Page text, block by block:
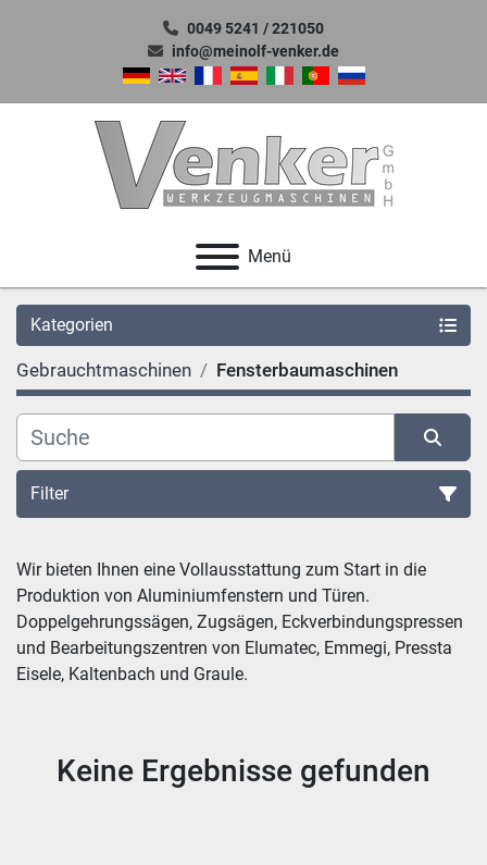
0049 5241 / 221050
info@meinolf-venker.de
Menü
Kategorien
Gebrauchtmaschinen Fensterbaumaschinen
Filter
Sortieren nach
Wir bieten Ihnen eine Vollausstattung zum Start in die
Produktion von Aluminiumfenstern und Türen.
Doppelgehrungssägen, Zugsägen, Eckverbindungspressen
und Bearbeitungszentren von Elumatec, Emmegi, Pressta
Eisele, Kaltenbach und Graule.
Keine Ergebnisse gefunden